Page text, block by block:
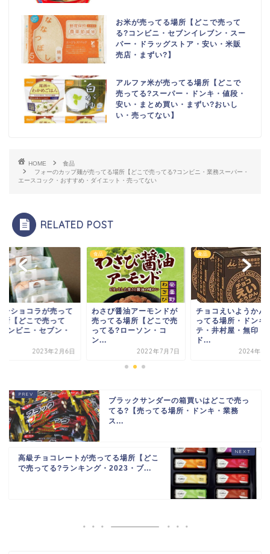
お米が売ってる場所【どこで売って
る?コンビニ・セブンイレブン・スー
パー・ドラッグストア・安い・米販
売店・まずい?】
アルファ米が売ってる場所【どこで
売ってる?スーパー・ドンキ・値段・
安い・まとめ買い・まずい?おいし
い・売ってない】
HOME
食品
フォーのカップ麺が売ってる場所【どこで売ってる?コンビニ・業務スーパー・
エースコック・おすすめ・ダイエット・売ってない
RELATED POST
び醤油アーモンドが
てる場所【どこで売
る?ローソン・コ
2022年7月7日
食品
チョコえいようかんが売
ってる場所・ドンキホー
テ・井村屋・無印・ヨ
ド...
2024年8月13日
食品
ガトーショコラが売
る場所【どこで売っ
る?コンビニ・セブ
通...
2023年2
ブラックサンダーの箱買いはどこで売っ
てる?【売ってる場所・ドンキ・業務
ス...
高級チョコレートが売ってる場所【どこ
で売ってる?ランキング・2023・ブ...